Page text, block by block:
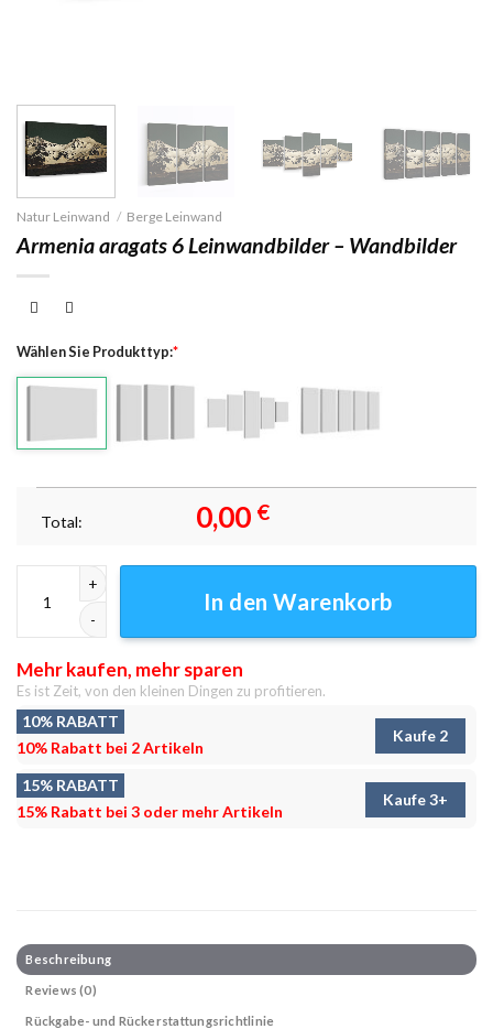
Natur Leinwand / Berge Leinwand
Armenia aragats 6 Leinwandbilder – Wandbilder
Wählen Sie Produkttyp:*
Total: 0,00 €
In den Warenkorb
Mehr kaufen, mehr sparen
Es ist Zeit, von den kleinen Dingen zu profitieren.
10% RABATT
10% Rabatt bei 2 Artikeln
Kaufe 2
15% RABATT
15% Rabatt bei 3 oder mehr Artikeln
Kaufe 3+
Beschreibung
Reviews (0)
Rückgabe- und Rückerstattungsrichtlinie